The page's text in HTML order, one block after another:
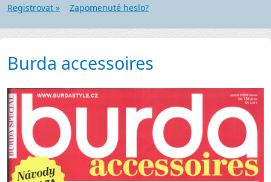
Registrovat » Zapomenuté heslo?
Burda accessoires